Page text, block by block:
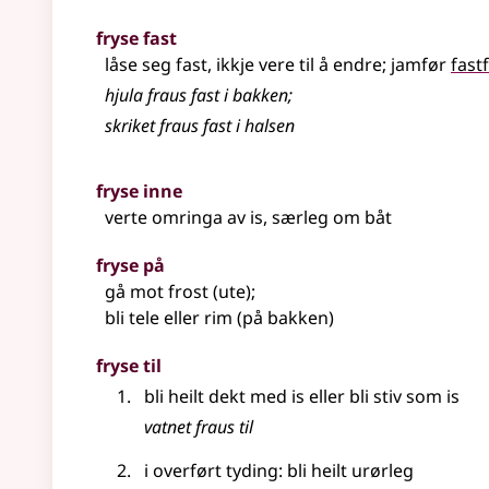
fryse fast
låse seg fast, ikkje vere til å endre; jamfør
hjula fraus fast i bakken;
skriket fraus fast i halsen
fryse inne
verte omringa av is, særleg om båt
fryse på
gå mot frost (ute);
bli teleeller rim (på bakken)
fryse til
bli heilt dekt med is eller bli stiv som is
vatnet fraus til
i overført tyding: bli heilt urørleg